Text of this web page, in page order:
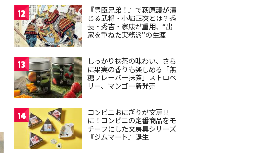
12
『豊臣兄弟！』で萩原護が演
じる武将・小堀正次とは？秀
長・秀吉・家康が重用、“出
家を重ねた実務派”の生涯
13
しっかり抹茶の味わい、さら
に果実の香りも楽しめる「無
糖フレーバー抹茶」ストロベ
リー、マンゴー新発売
14
コンビニおにぎりが文房具
に！コンビニの定番商品をモ
チーフにした文房具シリーズ
『ジムマート』誕生